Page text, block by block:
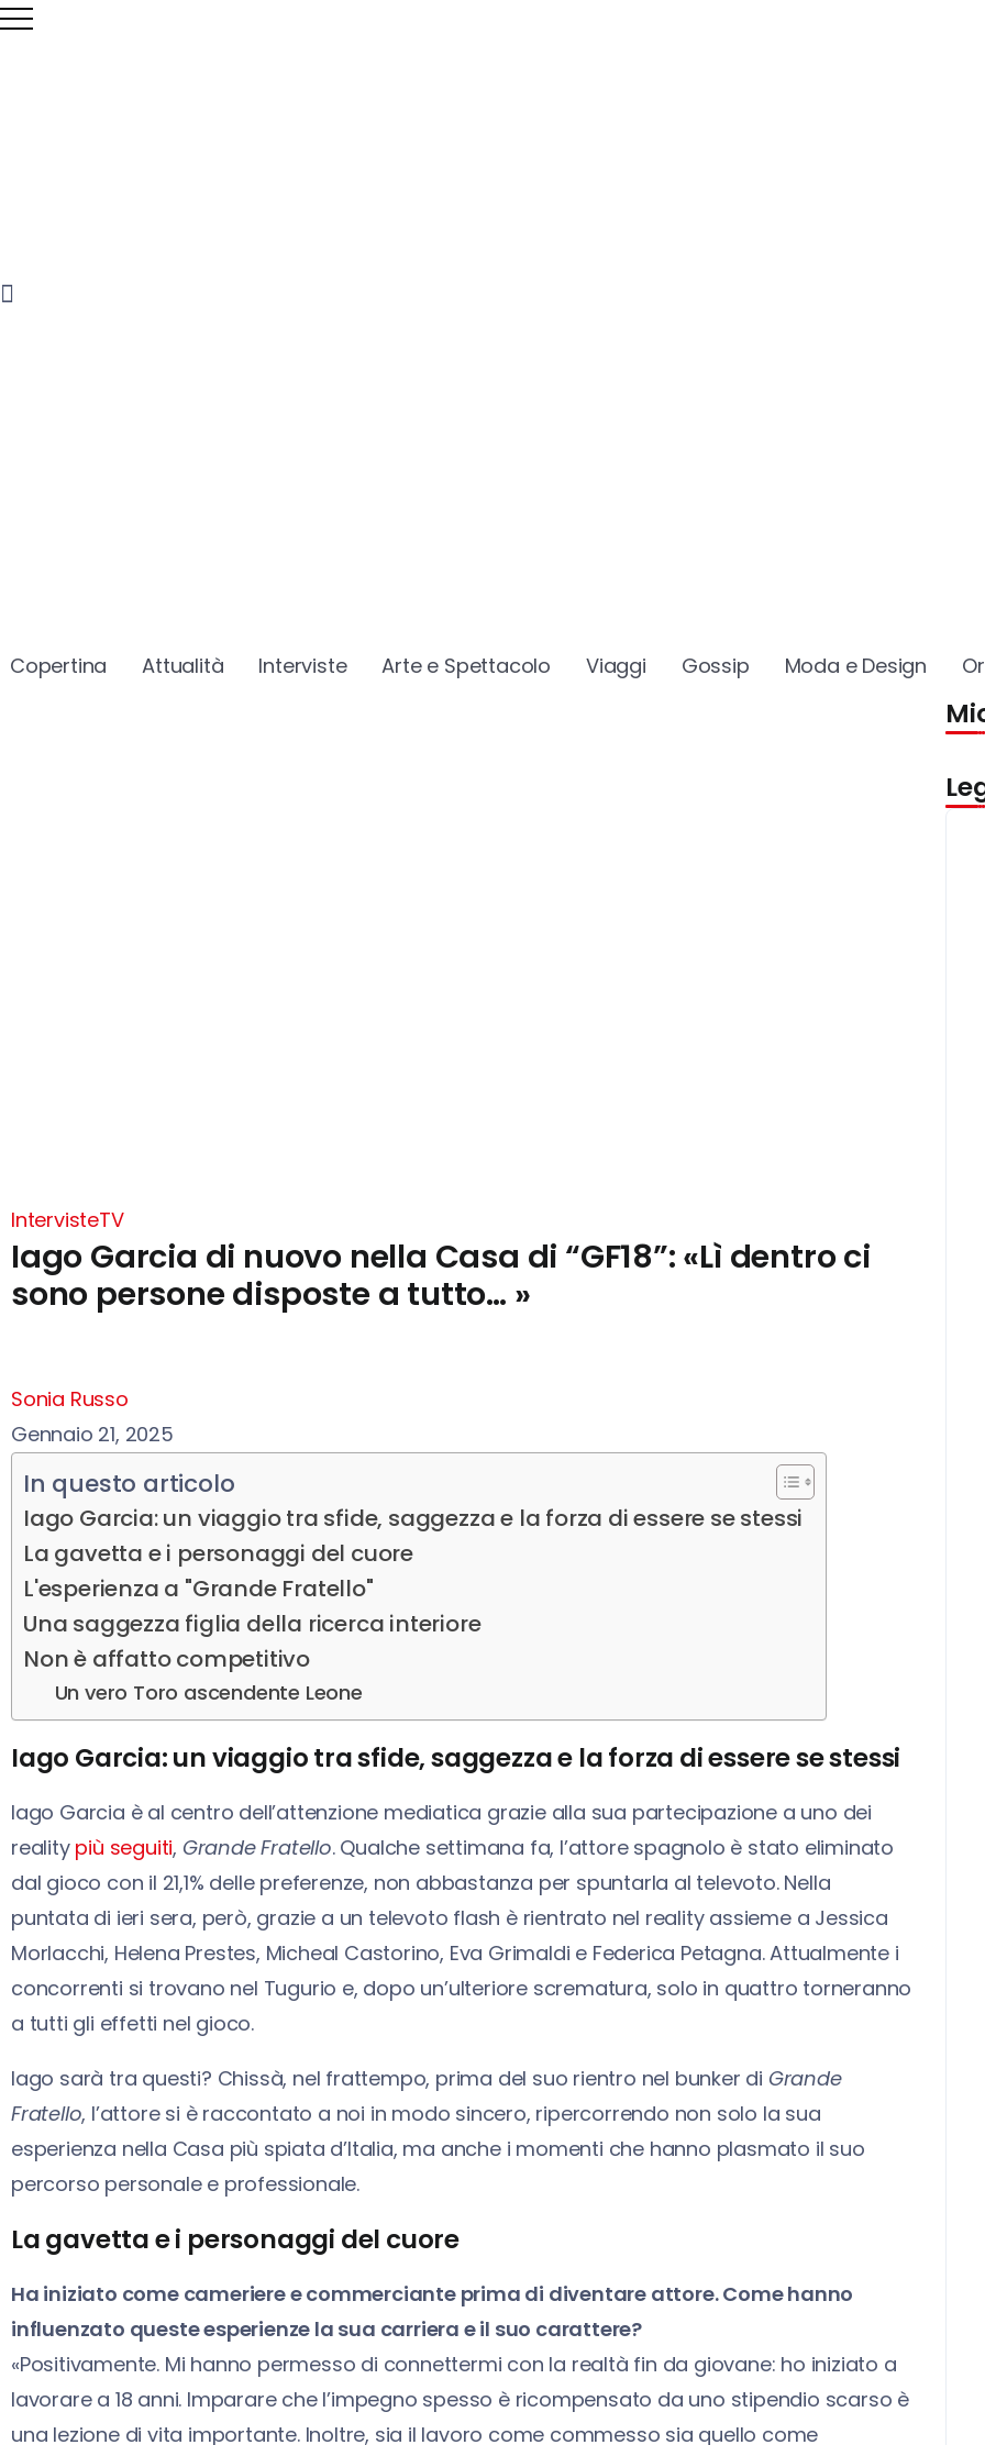
Copertina Attualità Interviste Arte e Spettacolo Viaggi Gossip Moda e Design
IntervisteTV
Iago Garcia di nuovo nella Casa di “GF18”: «Lì dentro ci
sono persone disposte a tutto… »
Sonia Russo
Gennaio 21, 2025
In questo articolo
Iago Garcia: un viaggio tra sfide, saggezza e la forza di essere se stessi
La gavetta e i personaggi del cuore
L'esperienza a "Grande Fratello"
Una saggezza figlia della ricerca interiore
Non è affatto competitivo
Un vero Toro ascendente Leone
Iago Garcia: un viaggio tra sfide, saggezza e la forza di essere se stessi
Iago Garcia è al centro dell’attenzione mediatica grazie alla sua partecipazione a uno dei
reality più seguiti, Grande Fratello. Qualche settimana fa, l’attore spagnolo è stato eliminato
dal gioco con il 21,1% delle preferenze, non abbastanza per spuntarla al televoto. Nella
puntata di ieri sera, però, grazie a un televoto flash è rientrato nel reality assieme a Jessica
Morlacchi, Helena Prestes, Micheal Castorino, Eva Grimaldi e Federica Petagna. Attualmente i
concorrenti si trovano nel Tugurio e, dopo un’ulteriore scrematura, solo in quattro torneranno
a tutti gli effetti nel gioco.
Iago sarà tra questi? Chissà, nel frattempo, prima del suo rientro nel bunker di Grande
Fratello, l’attore si è raccontato a noi in modo sincero, ripercorrendo non solo la sua
esperienza nella Casa più spiata d’Italia, ma anche i momenti che hanno plasmato il suo
percorso personale e professionale.
La gavetta e i personaggi del cuore
Ha iniziato come cameriere e commerciante prima di diventare attore. Come hanno
influenzato queste esperienze la sua carriera e il suo carattere?
«Positivamente. Mi hanno permesso di connettermi con la realtà fin da giovane: ho iniziato a
lavorare a 18 anni. Imparare che l’impegno spesso è ricompensato da uno stipendio scarso è
una lezione di vita importante. Inoltre, sia il lavoro come commesso sia quello come